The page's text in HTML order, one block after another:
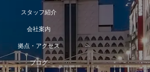
スタッフ紹介
会社案内
拠点・アクセス
ブログ